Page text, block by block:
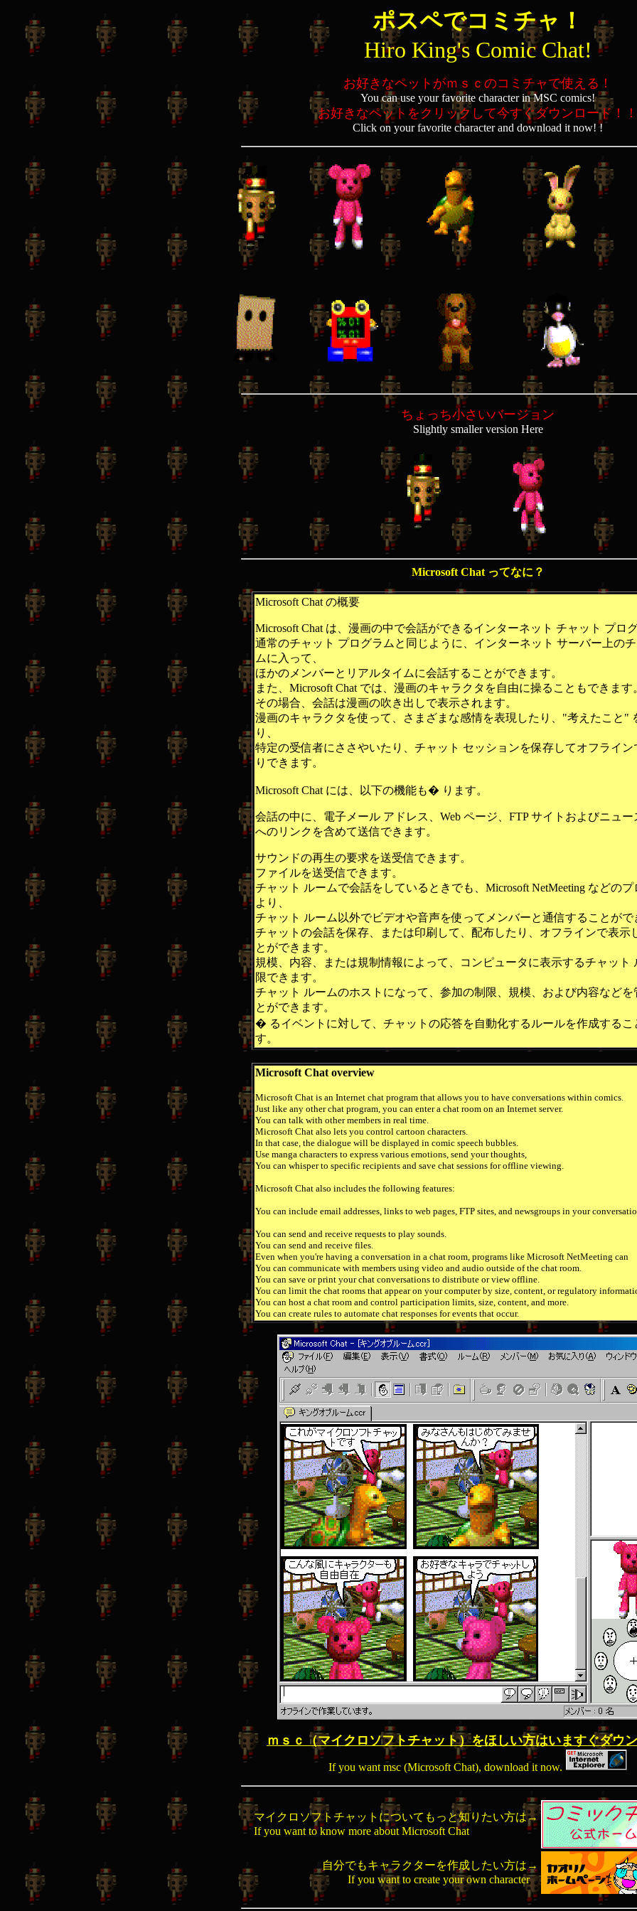
ポスペでコミチャ！
Hiro King's Comic Chat!
お好きなペットがｍｓｃのコミチャで使える！
You can use your favorite character in MSC comics!
お好きなペットをクリックして今すぐダウンロード！！
Click on your favorite character and download it now! !
ちょっち小さいバージョン
Slightly smaller version Here
Microsoft Chat ってなに？
Microsoft Chat の概要
Microsoft Chat は、漫画の中で会話ができるインターネット チャット プロ
通常のチャット プログラムと同じように、インターネット サーバー上の
ムに入って、
ほかのメンバーとリアルタイムに会話することができます。
また、Microsoft Chat では、漫画のキャラクタを自由に操ることもできます
その場合、会話は漫画の吹き出しで表示されます。
漫画のキャラクタを使って、さまざまな感情を表現したり、"考えたこと"
り、
特定の受信者にささやいたり、チャット セッションを保存してオフライン
りできます。
Microsoft Chat には、以下の機能も� ります。
会話の中に、電子メール アドレス、Web ページ、FTP サイトおよびニュ
へのリンクを含めて送信できます。
サウンドの再生の要求を送受信できます。
ファイルを送受信できます。
チャット ルームで会話をしているときでも、Microsoft NetMeeting などの
より、
チャット ルーム以外でビデオや音声を使ってメンバーと通信することがで
チャットの会話を保存、または印刷して、配布したり、オフラインで表示
とができます。
規模、内容、または規制情報によって、コンピュータに表示するチャット
限できます。
チャット ルームのホストになって、参加の制限、規模、および内容などを
とができます。
� るイベントに対して、チャットの応答を自動化するルールを作成するこ
す。
Microsoft Chat overview
Microsoft Chat is an Internet chat program that allows you to have conversations within comics.
Just like any other chat program, you can enter a chat room on an Internet server.
You can talk with other members in real time.
Microsoft Chat also lets you control cartoon characters.
In that case, the dialogue will be displayed in comic speech bubbles.
Use manga characters to express various emotions, send your thoughts,
You can whisper to specific recipients and save chat sessions for offline viewing.
Microsoft Chat also includes the following features:
You can include email addresses, links to web pages, FTP sites, and newsgroups in your
You can send and receive requests to play sounds.
You can send and receive files.
Even when you're having a conversation in a chat room, programs like Microsoft NetMeeting can
You can communicate with members using video and audio outside of the chat room.
You can save or print your chat conversations to distribute or view offline.
You can limit the chat rooms that appear on your computer by size, content, or regulatory
You can host a chat room and control participation limits, size, content, and more.
You can create rules to automate chat responses for events that occur.
ｍｓｃ（マイクロソフトチャット）をほしい方はいますぐダウ
If you want msc (Microsoft Chat), download it now.
マイクロソフトチャットについてもっと知りたい方は→
If you want to know more about Microsoft Chat
自分でもキャラクターを作成したい方は→
If you want to create your own character